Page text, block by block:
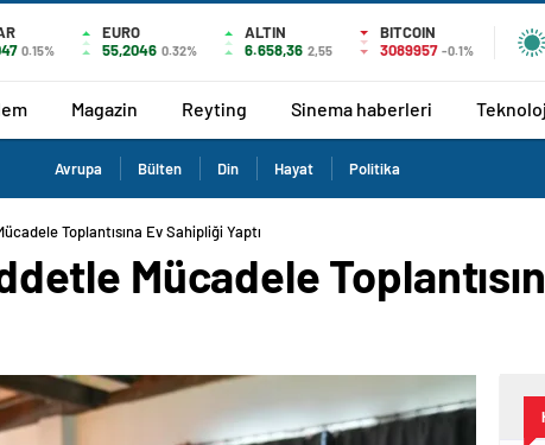
0.15%
EURO
55,2046 0.32%
ALTIN
6.658,36 2,55
BITCOIN
3089957 -0.1%
Magazin Reyting Sinema haberleri
Avrupa Bülten Din Hayat Politika
Toplantısına Ev Sahipliği Yaptı
Mücadele